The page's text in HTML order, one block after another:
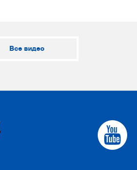
Все видео